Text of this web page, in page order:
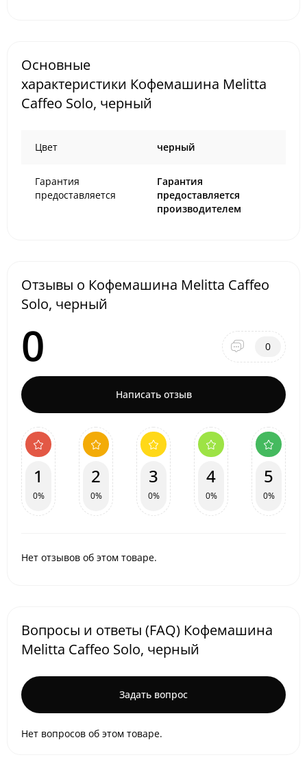
Основные
характеристики Кофемашина Melitta
Caffeo Solo, черный
Цвет черный
Гарантия
предоставляется
Гарантия
предоставляется
производителем
Отзывы о Кофемашина Melitta Caffeo
Solo, черный
0 0
Написать отзыв
1
0%
2
0%
3
0%
4
0%
5
0%
Нет отзывов об этом товаре.
Вопросы и ответы (FAQ) Кофемашина
Melitta Caffeo Solo, черный
Задать вопрос
Нет вопросов об этом товаре.